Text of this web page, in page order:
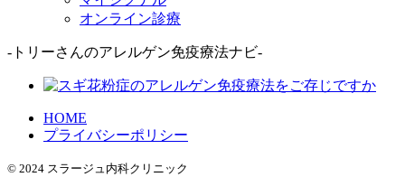
オンライン診療
-トリーさんのアレルゲン免疫療法ナビ-
HOME
プライバシーポリシー
© 2024 スラージュ内科クリニック